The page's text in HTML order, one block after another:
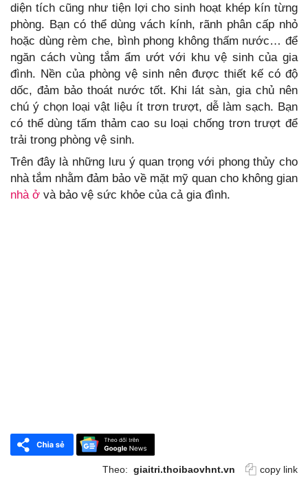
diện tích cũng như tiện lợi cho sinh hoạt khép kín từng
phòng. Bạn có thể dùng vách kính, rãnh phân cấp nhỏ
hoặc dùng rèm che, bình phong không thấm nước… để
ngăn cách vùng tắm ẩm ướt với khu vệ sinh của gia
đình. Nền của phòng vệ sinh nên được thiết kế có độ
dốc, đảm bảo thoát nước tốt. Khi lát sàn, gia chủ nên
chú ý chọn loại vật liệu ít trơn trượt, dễ làm sạch. Bạn
có thể dùng tấm thảm cao su loại chống trơn trượt để
trải trong phòng vệ sinh.
Trên đây là những lưu ý quan trọng với phong thủy cho
nhà tắm nhằm đảm bảo về mặt mỹ quan cho không gian
nhà ở và bảo vệ sức khỏe của cả gia đình.
Theo: giaitri.thoibaovhnt.vn copy link